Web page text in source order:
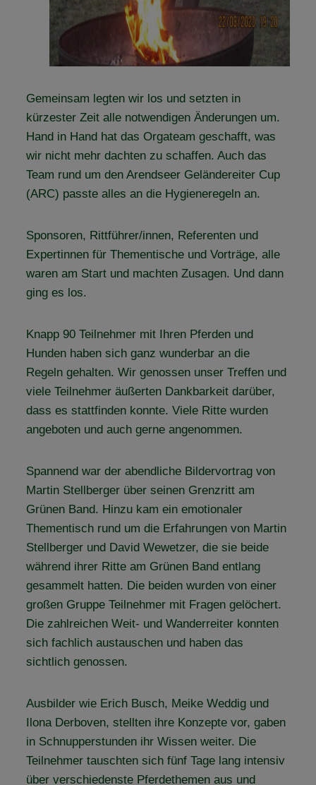
Gemeinsam legten wir los und setzten in
kürzester Zeit alle notwendigen Änderungen um.
Hand in Hand hat das Orgateam geschafft, was
wir nicht mehr dachten zu schaffen. Auch das
Team rund um den Arendseer Geländereiter Cup
(ARC) passte alles an die Hygieneregeln an.
Sponsoren, Rittführer/innen, Referenten und
Expertinnen für Thementische und Vorträge, alle
waren am Start und machten Zusagen. Und dann
ging es los.
Knapp 90 Teilnehmer mit Ihren Pferden und
Hunden haben sich ganz wunderbar an die
Regeln gehalten. Wir genossen unser Treffen und
viele Teilnehmer äußerten Dankbarkeit darüber,
dass es stattfinden konnte. Viele Ritte wurden
angeboten und auch gerne angenommen.
Spannend war der abendliche Bildervortrag von
Martin Stellberger über seinen Grenzritt am
Grünen Band. Hinzu kam ein emotionaler
Thementisch rund um die Erfahrungen von Martin
Stellberger und David Wewetzer, die sie beide
während ihrer Ritte am Grünen Band entlang
gesammelt hatten. Die beiden wurden von einer
großen Gruppe Teilnehmer mit Fragen gelöchert.
Die zahlreichen Weit- und Wanderreiter konnten
sich fachlich austauschen und haben das
sichtlich genossen.
Ausbilder wie Erich Busch, Meike Weddig und
Ilona Derboven, stellten ihre Konzepte vor, gaben
in Schnupperstunden ihr Wissen weiter. Die
Teilnehmer tauschten sich fünf Tage lang intensiv
über verschiedenste Pferdethemen aus und